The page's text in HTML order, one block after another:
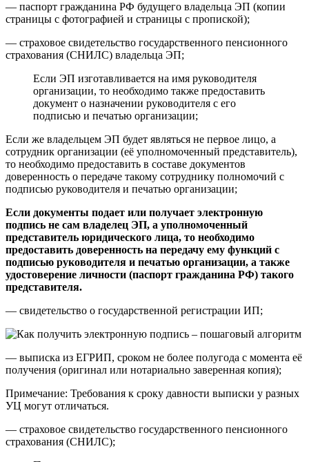
— паспорт гражданина РФ будущего владельца ЭП (копии
страницы с фотографией и страницы с пропиской);
— страховое свидетельство государственного пенсионного
страхования (СНИЛС) владельца ЭП;
Если ЭП изготавливается на имя руководителя
организации, то необходимо также предоставить
документ о назначении руководителя с его
подписью и печатью организации;
Если же владельцем ЭП будет являться не первое лицо, а
сотрудник организации (её уполномоченный представитель),
то необходимо предоставить в составе документов
доверенность о передаче такому сотруднику полномочий с
подписью руководителя и печатью организации;
Если документы подает или получает электронную
подпись не сам владелец ЭП, а уполномоченный
представитель юридического лица, то необходимо
предоставить доверенность на передачу ему функций с
подписью руководителя и печатью организации, а также
удостоверение личности (паспорт гражданина РФ) такого
представителя.
— свидетельство о государственной регистрации ИП;
— выписка из ЕГРИП, сроком не более полугода с момента её
получения (оригинал или нотариально заверенная копия);
Примечание: Требования к сроку давности выписки у разных
УЦ могут отличаться.
— страховое свидетельство государственного пенсионного
страхования (СНИЛС);